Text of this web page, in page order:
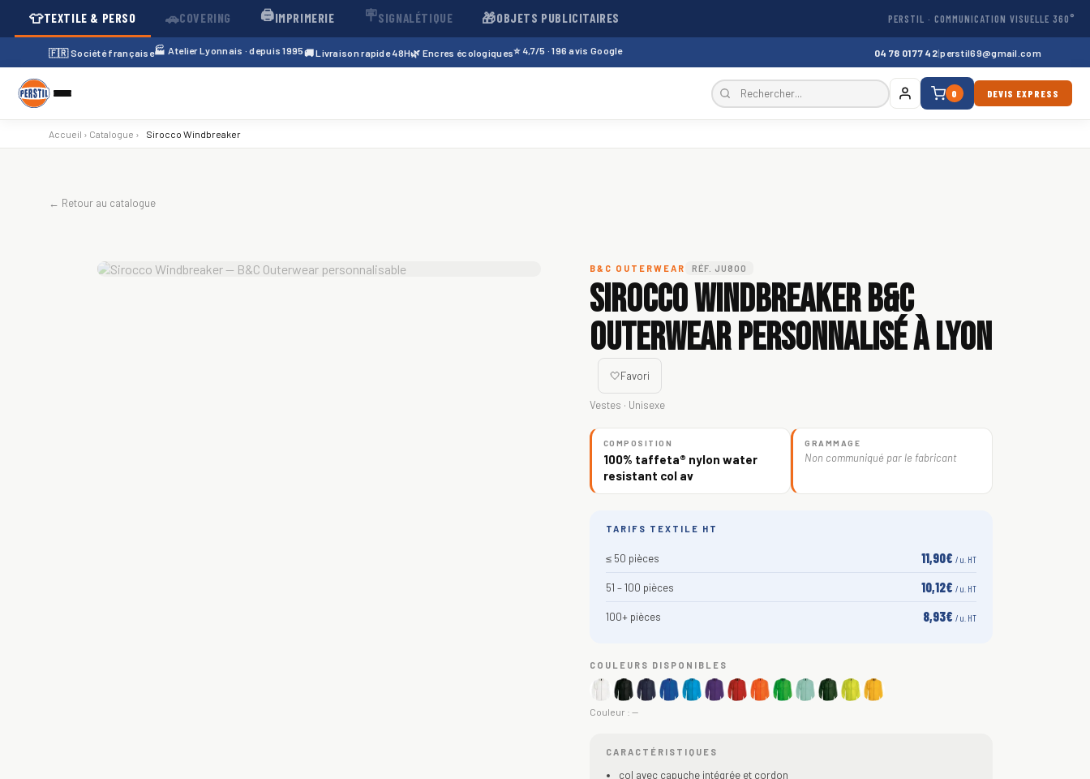
👕TEXTILE & PERSO 🚗COVERING 🖨️IMPRIMERIE 🪧SIGNALÉTIQUE 🎁OBJETS PUBLICITAIRES PERSTIL · COMMUNICATION VISUELLE 360°
🇫🇷 Société française🏭 Atelier Lyonnais · depuis 1995🚚 Livraison rapide 48H🌿 Encres écologiques⭐ 4,7/5 · 196 avis Google 04 78 01 77 42|perstil69@gmail.com
0 DEVIS EXPRESS
Accueil › Catalogue › Sirocco Windbreaker
← Retour au catalogue
B&C OUTERWEAR RÉF. JU800
Sirocco Windbreaker B&C
Outerwear personnalisé à Lyon
🤍Favori
Vestes · Unisexe
COMPOSITION
100% taffeta® nylon water
resistant col av
GRAMMAGE
Non communiqué par le fabricant
TARIFS TEXTILE HT
≤ 50 pièces 11,90€ / u. HT
51 – 100 pièces 10,12€ / u. HT
100+ pièces 8,93€ / u. HT
COULEURS DISPONIBLES
Couleur : —
CARACTÉRISTIQUES
col avec capuche intégrée et cordon